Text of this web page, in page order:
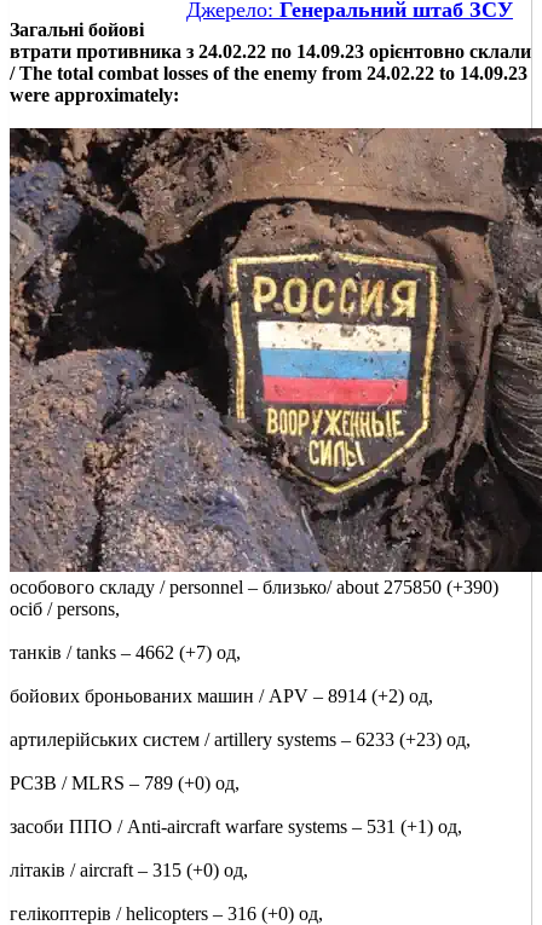
Джерело: Генеральний штаб ЗСУ
Загальні бойові
втрати противника з 24.02.22 по 14.09.23 орієнтовно склали
/ The total combat losses of the enemy from 24.02.22 to 14.09.23
were approximately:
особового складу / personnel ‒ близько/ about 275850 (+390)
осіб / persons,
танків / tanks ‒ 4662 (+7) од,
бойових броньованих машин / APV ‒ 8914 (+2) од,
артилерійських систем / artillery systems – 6233 (+23) од,
РСЗВ / MLRS – 789 (+0) од,
засоби ППО / Anti-aircraft warfare systems ‒ 531 (+1) од,
літаків / aircraft – 315 (+0) од,
гелікоптерів / helicopters – 316 (+0) од,